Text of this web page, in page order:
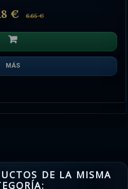
€ 6.65 €
MÁS
DE LA MISMA